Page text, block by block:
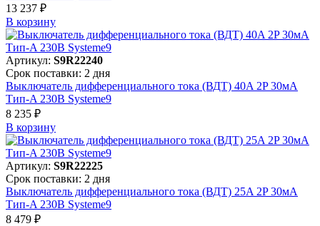
13 237 ₽
В корзинy
Артикул: S9R22240
Срок поставки: 2 дня
Выключатель дифференциального тока (ВДТ) 40A 2P 30мА
Тип-A 230В Systeme9
8 235 ₽
В корзинy
Артикул: S9R22225
Срок поставки: 2 дня
Выключатель дифференциального тока (ВДТ) 25A 2P 30мА
Тип-A 230В Systeme9
8 479 ₽